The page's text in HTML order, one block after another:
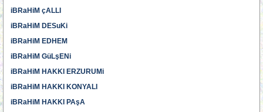
iBRaHiM çALLI
iBRaHiM DESuKi
iBRaHiM EDHEM
iBRaHiM GüLşENi
iBRaHiM HAKKI ERZURUMi
iBRaHiM HAKKI KONYALI
iBRaHiM HAKKI PAşA